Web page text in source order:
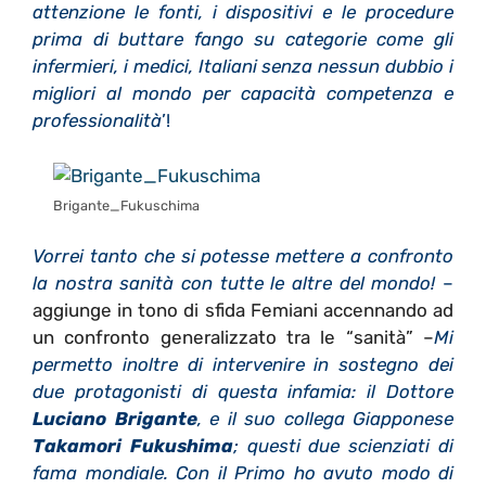
attenzione le fonti, i dispositivi e le procedure
prima di buttare fango su categorie come gli
infermieri, i medici, Italiani senza nessun dubbio i
migliori al mondo per capacità competenza e
professionalità’!
Brigante_Fukuschima
Vorrei tanto che si potesse mettere a confronto
la nostra sanità con tutte le altre del mondo!–
aggiunge in tono di sfida Femiani accennando ad
un confronto generalizzato tra le “sanità” –Mi
permetto inoltre di intervenire in sostegno dei
due protagonisti di questa infamia: il Dottore
Luciano Brigante, e il suo collega Giapponese
Takamori Fukushima; questi due scienziati di
fama mondiale. Con il Primo ho avuto modo di